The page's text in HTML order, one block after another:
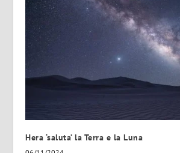
Hera ‘saluta’ la Terra e la Luna